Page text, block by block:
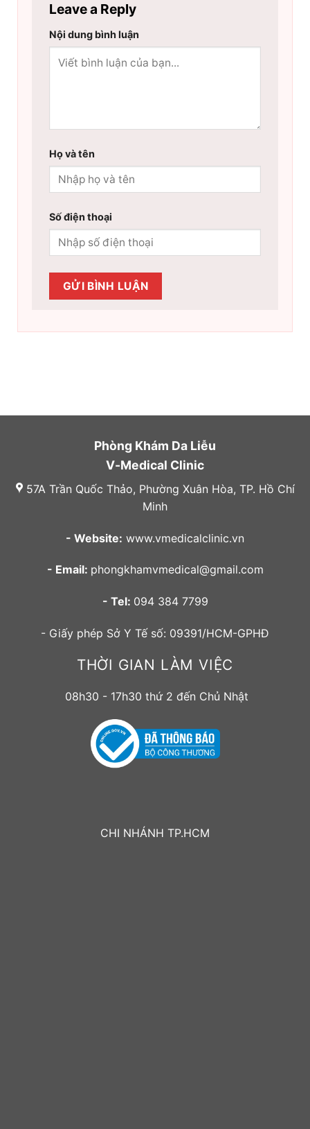
Leave a Reply
Nội dung bình luận
Họ và tên
Số điện thoại
Phòng Khám Da Liễu
V-Medical Clinic
57A Trần Quốc Thảo, Phường Xuân Hòa, TP. Hồ Chí
Minh
- Website: www.vmedicalclinic.vn
- Email: phongkhamvmedical@gmail.com
- Tel: 094 384 7799
- Giấy phép Sở Y Tế số: 09391/HCM-GPHĐ
THỜI GIAN LÀM VIỆC
08h30 - 17h30 thứ 2 đến Chủ Nhật
CHI NHÁNH TP.HCM